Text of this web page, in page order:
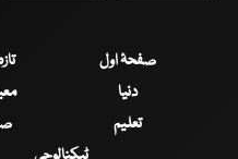
صفحۂ اول
دنیا
تعلیم